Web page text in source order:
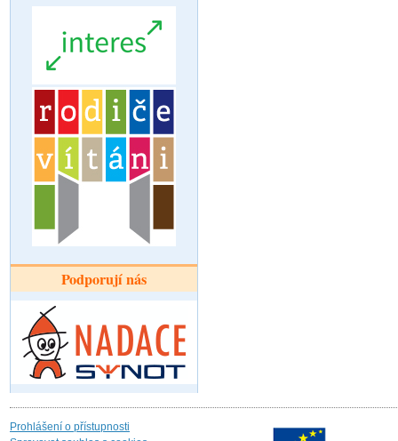
Podporují nás
Prohlášení o přístupnosti